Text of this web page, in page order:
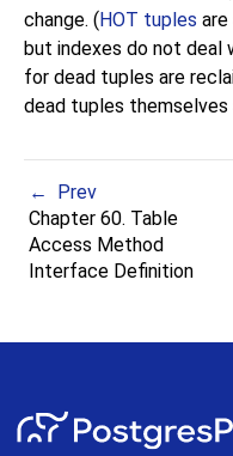
change. ( HOT tuples
but indexes do not deal
for dead tuples are
dead tuples themselves
Prev
Chapter 60. Table
Access Method
Interface Definition